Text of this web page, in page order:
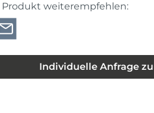
Produkt weiterempfehlen:
Individuelle Anfrage